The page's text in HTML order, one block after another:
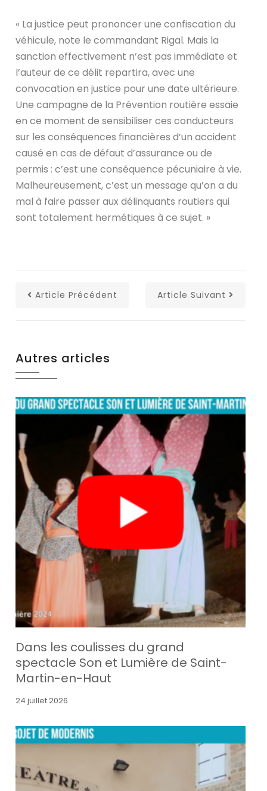
« La justice peut prononcer une confiscation du
véhicule, note le commandant Rigal. Mais la
sanction effectivement n’est pas immédiate et
l’auteur de ce délit repartira, avec une
convocation en justice pour une date ultérieure.
Une campagne de la Prévention routière essaie
en ce moment de sensibiliser ces conducteurs
sur les conséquences financières d’un accident
causé en cas de défaut d’assurance ou de
permis : c’est une conséquence pécuniaire à vie.
Malheureusement, c’est un message qu’on a du
mal à faire passer aux délinquants routiers qui
sont totalement hermétiques à ce sujet. »
Article Précédent Article Suivant
Autres articles
Dans les coulisses du grand
spectacle Son et Lumière de Saint-
Martin-en-Haut
24 juillet 2026